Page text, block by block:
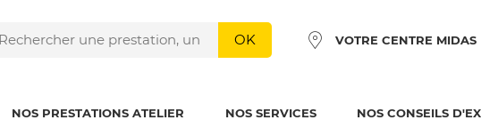
OK VOTRE CENTRE MIDAS
NOS PRESTATIONS ATELIER NOS SERVICES NOS CONSEILS